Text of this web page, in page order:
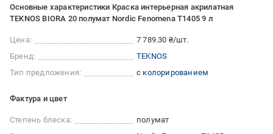
Основные характеристики Краска интерьерная акрилатная
TEKNOS BIORA 20 полумат Nordic Fenomena T1405 9 л
Цена:
7 789.30 ₴/шт.
Бренд:
TEKNOS
Тип предложения:
с колорированием
Фактура и цвет
Степень блеска:
полумат